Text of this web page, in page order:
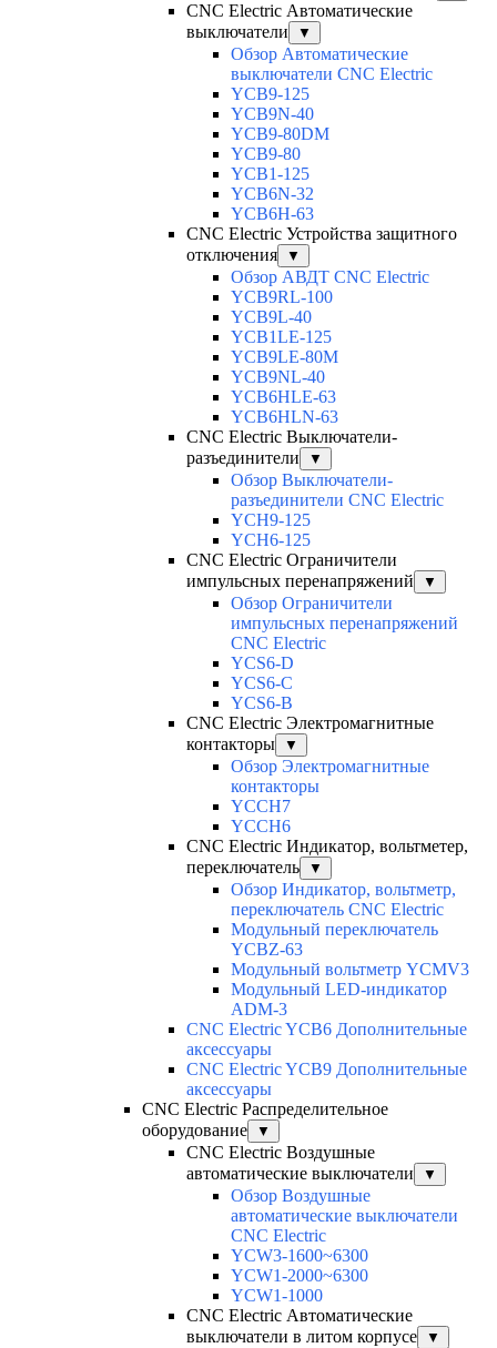
CNC Electric Автоматические
выключатели
▼
Обзор Автоматические
выключатели CNC Electric
YCB9-125
YCB9N-40
YCB9-80DM
YCB9-80
YCB1-125
YCB6N-32
YCB6H-63
CNC Electric Устройства защитного
отключения
▼
Обзор АВДТ CNC Electric
YCB9RL-100
YCB9L-40
YCB1LE-125
YCB9LE-80M
YCB9NL-40
YCB6HLE-63
YCB6HLN-63
CNC Electric Выключатели-
разъединители
▼
Обзор Выключатели-
разъединители CNC Electric
YCH9-125
YCH6-125
CNC Electric Ограничители
импульсных перенапряжений
▼
Обзор Ограничители
импульсных перенапряжений
CNC Electric
YCS6-D
YCS6-C
YCS6-B
CNC Electric Электромагнитные
контакторы
▼
Обзор Электромагнитные
контакторы
YCCH7
YCCH6
CNC Electric Индикатор, вольтметер,
переключатель
▼
Обзор Индикатор, вольтметр,
переключатель CNC Electric
Модульный переключатель
YCBZ-63
Модульный вольтметр YCMV3
Модульный LED-индикатор
ADM-3
CNC Electric YCB6 Дополнительные
аксессуары
CNC Electric YCB9 Дополнительные
аксессуары
CNC Electric Распределительное
оборудование
▼
CNC Electric Воздушные
автоматические выключатели
▼
Обзор Воздушные
автоматические выключатели
CNC Electric
YCW3-1600~6300
YCW1-2000~6300
YCW1-1000
CNC Electric Автоматические
выключатели в литом корпусе
▼